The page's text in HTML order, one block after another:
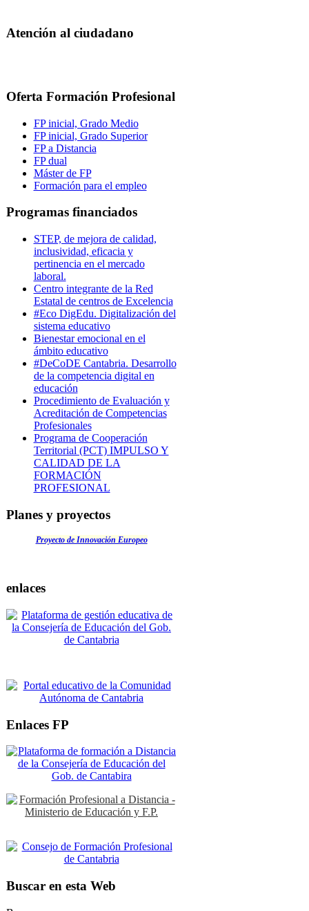
Atención al ciudadano
Oferta Formación Profesional
FP inicial, Grado Medio
FP inicial, Grado Superior
FP a Distancia
FP dual
Máster de FP
Formación para el empleo
Programas financiados
STEP, de mejora de calidad,
inclusividad, eficacia y
pertinencia en el mercado
laboral.
Centro integrante de la Red
Estatal de centros de Excelencia
#Eco DigEdu. Digitalización del
sistema educativo
Bienestar emocional en el
ámbito educativo
#DeCoDE Cantabria. Desarrollo
de la competencia digital en
educación
Procedimiento de Evaluación y
Acreditación de Competencias
Profesionales
Programa de Cooperación
Territorial (PCT) IMPULSO Y
CALIDAD DE LA
FORMACIÓN
PROFESIONAL
Planes y proyectos
Proyecto de Innovación Europeo
enlaces
Enlaces FP
Buscar en esta Web